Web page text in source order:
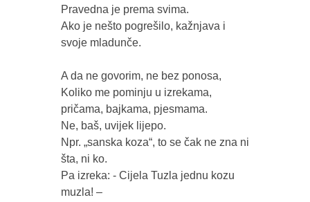
Pravedna je prema svima.
Ako je nešto pogrešilo, kažnjava i
svoje mladunče.
A da ne govorim, ne bez ponosa,
Koliko me pominju u izrekama,
pričama, bajkama, pjesmama.
Ne, baš, uvijek lijepo.
Npr. „sanska koza“, to se čak ne zna ni
šta, ni ko.
Pa izreka: - Cijela Tuzla jednu kozu
muzla! –